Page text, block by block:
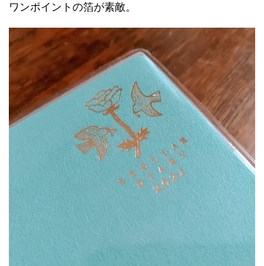
ワンポイントの箔が素敵。